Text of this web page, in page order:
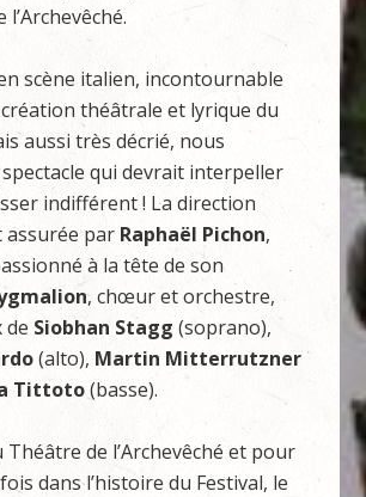
scène italien, incontournable
théâtrale et lyrique du
aussi très décrié, nous
qui devrait interpeller
indifférent ! La direction
assurée par Raphaël Pichon,
à la tête de son
, chœur et orchestre,
de Siobhan Stagg (soprano),
(alto), Martin Mitterrutzner
Tittoto(basse).
de l’Archevêché et pour
dans l’histoire du Festival, le